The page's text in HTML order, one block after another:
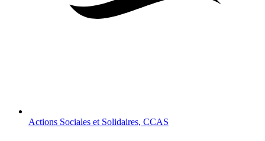
Actions Sociales et Solidaires, CCAS